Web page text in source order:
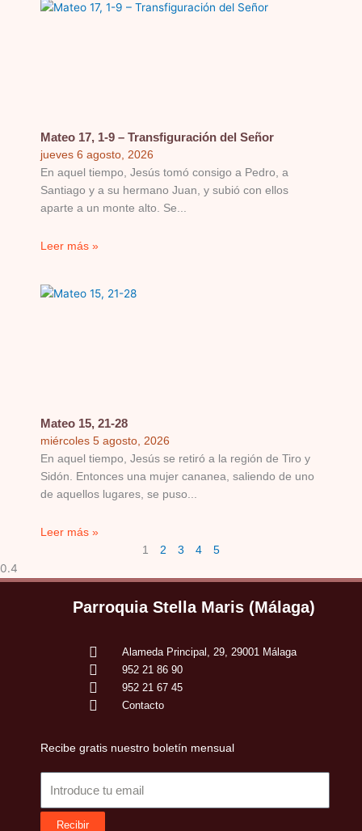
Mateo 17, 1-9 – Transfiguración del Señor
jueves 6 agosto, 2026
En aquel tiempo, Jesús tomó consigo a Pedro, a
Santiago y a su hermano Juan, y subió con ellos
aparte a un monte alto. Se
Leer más »
Mateo 15, 21-28
miércoles 5 agosto, 2026
En aquel tiempo, Jesús se retiró a la región de Tiro y
Sidón. Entonces una mujer cananea, saliendo de uno
de aquellos lugares, se puso
Leer más »
1 2 3 4 5
Parroquia Stella Maris (Málaga)
Alameda Principal, 29, 29001 Málaga
952 21 86 90
952 21 67 45
Contacto
Recibe gratis nuestro boletín mensual
Recibir